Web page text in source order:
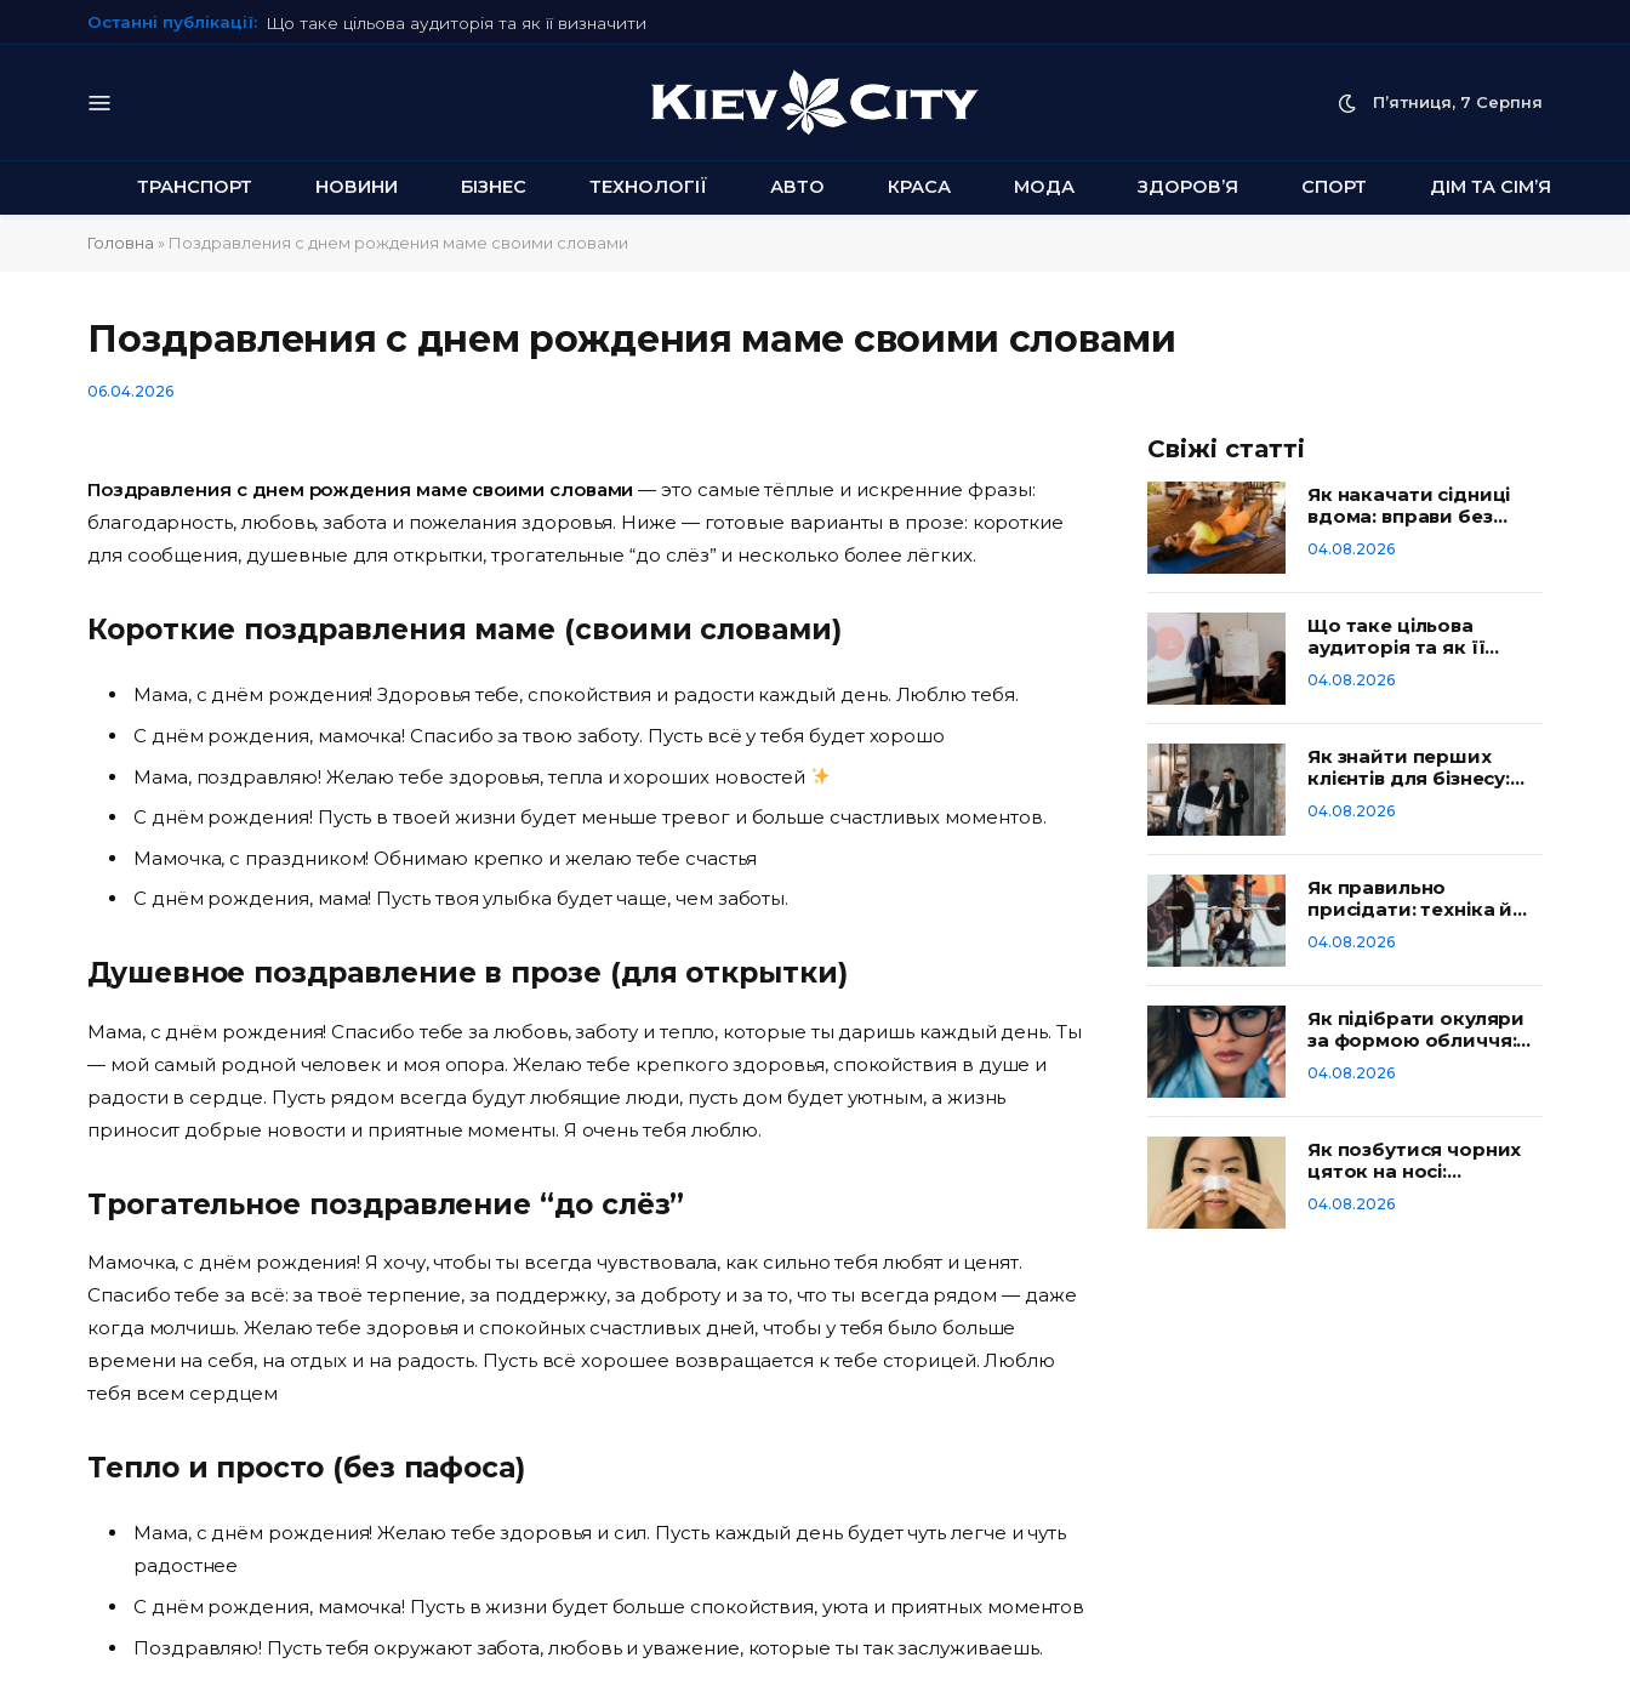
Останні публікації: Що таке цільова аудиторія та як її визначити
П’ятниця, 7 Серпня
ТРАНСПОРТ НОВИНИ БІЗНЕС ТЕХНОЛОГІЇ АВТО КРАСА МОДА ЗДОРОВ’Я СПОРТ ДІМ ТА СІМ’Я
Головна » Поздравления с днем рождения маме своими словами
Поздравления с днем рождения маме своими словами
06.04.2026
Поздравления с днем рождения маме своими словами — это самые тёплые и искренние фразы:
благодарность, любовь, забота и пожелания здоровья. Ниже — готовые варианты в прозе: короткие
для сообщения, душевные для открытки, трогательные “до слёз” и несколько более лёгких.
Короткие поздравления маме (своими словами)
Мама, с днём рождения! Здоровья тебе, спокойствия и радости каждый день. Люблю тебя.
С днём рождения, мамочка! Спасибо за твою заботу. Пусть всё у тебя будет хорошо
Мама, поздравляю! Желаю тебе здоровья, тепла и хороших новостей
С днём рождения! Пусть в твоей жизни будет меньше тревог и больше счастливых моментов.
Мамочка, с праздником! Обнимаю крепко и желаю тебе счастья
С днём рождения, мама! Пусть твоя улыбка будет чаще, чем заботы.
Душевное поздравление в прозе (для открытки)
Мама, с днём рождения! Спасибо тебе за любовь, заботу и тепло, которые ты даришь каждый день. Ты
— мой самый родной человек и моя опора. Желаю тебе крепкого здоровья, спокойствия в душе и
радости в сердце. Пусть рядом всегда будут любящие люди, пусть дом будет уютным, а жизнь
приносит добрые новости и приятные моменты. Я очень тебя люблю.
Трогательное поздравление “до слёз”
Мамочка, с днём рождения! Я хочу, чтобы ты всегда чувствовала, как сильно тебя любят и ценят.
Спасибо тебе за всё: за твоё терпение, за поддержку, за доброту и за то, что ты всегда рядом — даже
когда молчишь. Желаю тебе здоровья и спокойных счастливых дней, чтобы у тебя было больше
времени на себя, на отдых и на радость. Пусть всё хорошее возвращается к тебе сторицей. Люблю
тебя всем сердцем
Тепло и просто (без пафоса)
Мама, с днём рождения! Желаю тебе здоровья и сил. Пусть каждый день будет чуть легче и чуть
радостнее
С днём рождения, мамочка! Пусть в жизни будет больше спокойствия, уюта и приятных моментов
Поздравляю! Пусть тебя окружают забота, любовь и уважение, которые ты так заслуживаешь.
Свіжі статті
Як накачати сідниці
вдома: вправи без
тренажерів
04.08.2026
Що таке цільова
аудиторія та як її
визначити
04.08.2026
Як знайти перших
клієнтів для бізнесу:
робочі способи
04.08.2026
Як правильно
присідати: техніка й
типові помилки
04.08.2026
Як підібрати окуляри
за формою обличчя:
гід
04.08.2026
Як позбутися чорних
цяток на носі:
домашній догляд
04.08.2026